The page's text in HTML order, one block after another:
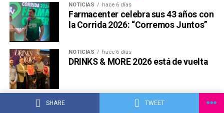
SHARE TWEET
NOTICIAS hace 6 días
Farmacenter celebra sus 43 años con
la Corrida 2026: “Corremos Juntos”
NOTICIAS hace 6 días
DRINKS & MORE 2026 está de vuelta
Cadam Motor Show abre sus puertas